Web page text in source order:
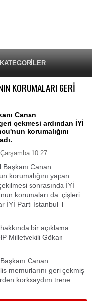
KATEGORİLER
KORUMALARI GERİ
Canan
çekmesi ardından İYİ
korumalığını
10:27
Başkanı Canan
korumalığını yapan
sonrasında İYİ
korumaları da İçişleri
İYİ Parti İstanbul İl
bir açıklama
Milletvekili Gökan
Canan
memurlarını geri çekmiş
korksaydım trene